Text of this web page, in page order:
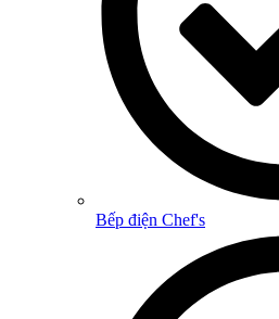
Bếp điện Chef's